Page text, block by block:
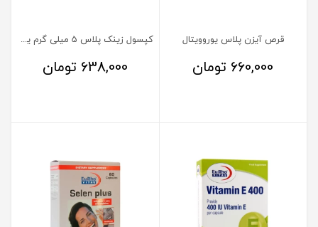
قرص آیزن پلاس یوروویتال
660,000 تومان
کپسول زینک پلاس 5 میلی گرم یوروویتال
638,000 تومان